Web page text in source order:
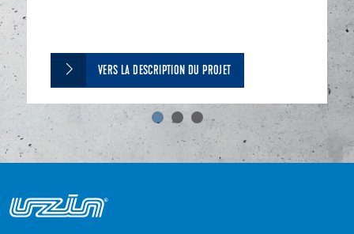
VERS LA DESCRIPTION DU PROJET